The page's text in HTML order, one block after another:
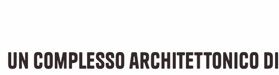
Un complesso architettonico di